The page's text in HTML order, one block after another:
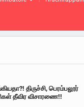
திருச்சி, பெரம்பலூர்
தீவிர விசாரணை!!